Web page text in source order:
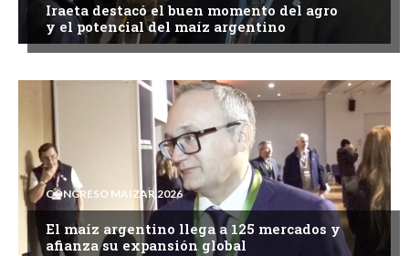
Iraeta destacó el buen momento del agro
y el potencial del maíz argentino
CONGRESO MAIZAR 2026
El maíz argentino llega a 125 mercados y
afianza su expansión global